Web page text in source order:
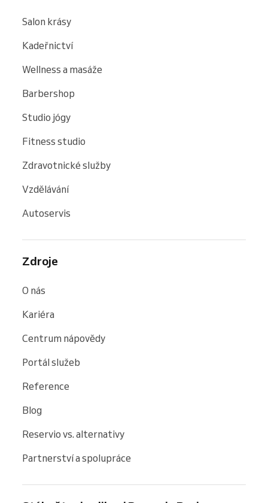
Salon krásy
Kadeřnictví
Wellness a masáže
Barbershop
Studio jógy
Fitness studio
Zdravotnické služby
Vzdělávání
Autoservis
Zdroje
O nás
Kariéra
Centrum nápovědy
Portál služeb
Reference
Blog
Reservio vs. alternativy
Partnerství a spolupráce